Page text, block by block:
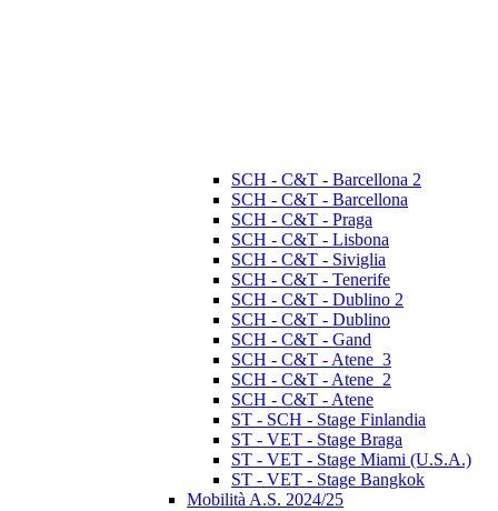
SCH - C&T - Barcellona 2
SCH - C&T - Barcellona
SCH - C&T - Praga
SCH - C&T - Lisbona
SCH - C&T - Siviglia
SCH - C&T - Tenerife
SCH - C&T - Dublino 2
SCH - C&T - Dublino
SCH - C&T - Gand
SCH - C&T - Atene_3
SCH - C&T - Atene_2
SCH - C&T - Atene
ST - SCH - Stage Finlandia
ST - VET - Stage Braga
ST - VET - Stage Miami (U.S.A.)
ST - VET - Stage Bangkok
Mobilità A.S. 2024/25